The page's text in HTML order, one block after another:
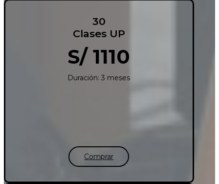
30
Clases UP
S/ 1110
Duración: 3 meses
Comprar